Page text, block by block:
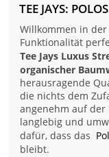
TEE JAYS:
Willkommen in
Funktionalität
Tee Jays Luxus
organischer
herausragende
die nichts dem
angenehm auf der
langlebig und
dafür, dass das
bleibt.